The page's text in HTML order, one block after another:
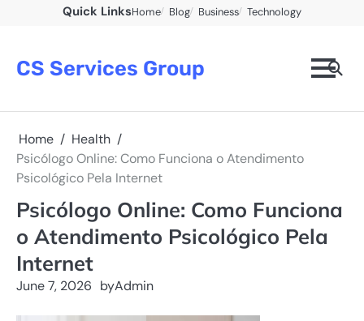
Quick LinksHome Blog Business Technology
CS Services Group
Home
Health
Psicólogo Online: Como Funciona o Atendimento
Psicológico Pela Internet
Psicólogo Online: Como Funciona
o Atendimento Psicológico Pela
Internet
June 7, 2026 byAdmin